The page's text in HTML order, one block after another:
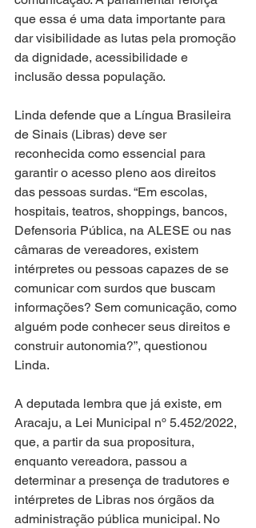
que essa é uma data importante para
dar visibilidade as lutas pela promoção
da dignidade, acessibilidade e
inclusão dessa população.
Linda defende que a Língua Brasileira
de Sinais (Libras) deve ser
reconhecida como essencial para
garantir o acesso pleno aos direitos
das pessoas surdas. “Em escolas,
hospitais, teatros, shoppings, bancos,
Defensoria Pública, na ALESE ou nas
câmaras de vereadores, existem
intérpretes ou pessoas capazes de se
comunicar com surdos que buscam
informações? Sem comunicação, como
alguém pode conhecer seus direitos e
construir autonomia?”, questionou
Linda.
A deputada lembra que já existe, em
Aracaju, a Lei Municipal nº 5.452/2022,
que, a partir da sua propositura,
enquanto vereadora, passou a
determinar a presença de tradutores e
intérpretes de Libras nos órgãos da
administração pública municipal. No